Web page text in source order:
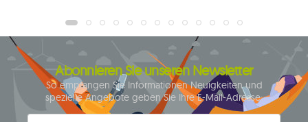
Abonnieren Sie unseren Newsletter
So empfangen Sie Informationen Neuigkeiten und
spezielle Angebote geben Sie Ihre E-Mail-Adresse: